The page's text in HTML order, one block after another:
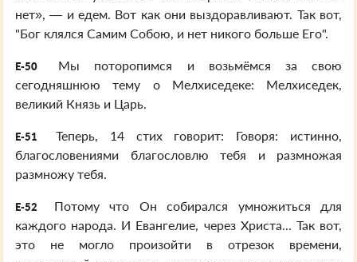
нет», — и едем. Вот как они выздоравливают. Так вот,
"Бог клялся Самим Собою, и нет никого больше Его".
E-50
Мы поторопимся и возьмёмся за свою
сегодняшнюю тему о Мелхиседеке: Мелхиседек,
великий Князь и Царь.
E-51
Теперь, 14 стих говорит: Говоря: истинно,
благословениями благословлю тебя и размножая
размножу тебя.
E-52
Потому что Он собирался умножиться для
каждого народа. И Евангелие, через Христа... Так вот,
это не могло произойти в отрезок времени,